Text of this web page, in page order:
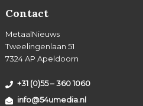
Contact
MetaalNieuws
Tweelingenlaan 51
7324 AP Apeldoorn
+31 (0)55 – 360 1060
info@54umedia.nl